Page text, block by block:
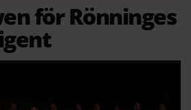
för Rönninges